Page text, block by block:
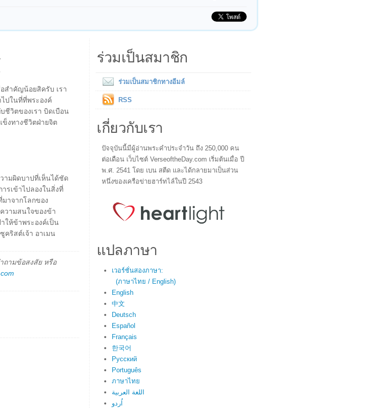
สำคัญน้อยสิครับ เรา
ปในที่ที่พระองค์
ชีวิตของเรา บิดเบือน
ข็งทางชีวิตฝ่ายจิต
ามผิดบาปที่เห็นได้ชัด
รเข้าไปลองในสิ่งที่
าจากโลกของ
วามสนใจของข้า
ให้ข้าพระองค์เป็น
คริสต์เจ้า อาเมน
ถามข้อสงสัย หรือ
ร่วมเป็นสมาชิก
ร่วมเป็นสมาชิกทางอีมล์
RSS
เกี่ยวกับเรา
ปัจจุบันนี้มีผู้อ่านพระคำประจำวัน ถึง 250,000 คน
ต่อเดือน เว็บไซต์ VerseoftheDay.com เริ่มต้นเมื่อ ปี
พ.ศ. 2541 โดย เบน สตีด และได้กลายมาเป็นส่วน
หนึ่งของเครือข่ายฮาร์ทไล์ในปี 2543
แปลภาษา
เวอร์ชั่นสองภาษา:
(ภาษาไทย / English)
English
中文
Deutsch
Español
Français
한국어
Русский
Português
ภาษาไทย
اللغة العربية
اُردو